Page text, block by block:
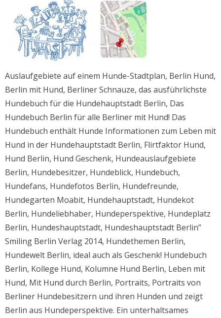
Auslaufgebiete auf einem Hunde-Stadtplan, Berlin Hund,
Berlin mit Hund, Berliner Schnauze, das ausführlichste
Hundebuch für die Hundehauptstadt Berlin, Das
Hundebuch Berlin für alle Berliner mit Hund! Das
Hundebuch enthält Hunde Informationen zum Leben mit
Hund in der Hundehauptstadt Berlin, Flirtfaktor Hund,
Hund Berlin, Hund Geschenk, Hundeauslaufgebiete
Berlin, Hundebesitzer, Hundeblick, Hundebuch,
Hundefans, Hundefotos Berlin, Hundefreunde,
Hundegarten Moabit, Hundehauptstadt, Hundekot
Berlin, Hundeliebhaber, Hundeperspektive, Hundeplatz
Berlin, Hundeshauptstadt, Hundeshauptstadt Berlin”
Smiling Berlin Verlag 2014, Hundethemen Berlin,
Hundewelt Berlin, ideal auch als Geschenk! Hundebuch
Berlin, Kollege Hund, Kolumne Hund Berlin, Leben mit
Hund, Mit Hund durch Berlin, Portraits, Portraits von
Berliner Hundebesitzern und ihren Hunden und zeigt
Berlin aus Hundeperspektive. Ein unterhaltsames